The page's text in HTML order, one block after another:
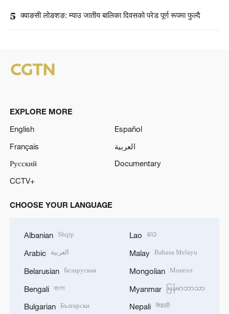
5 क्वाङसी लोङशङ: म्याउ जातीय बालिका दिवसको परेड पूर्ण रूपमा फुल्दै
EXPLORE MORE
English
Español
Français
العربية
Русский
Documentary
CCTV+
CHOOSE YOUR LANGUAGE
Albanian Shqip
Arabic العربية
Belarusian Беларуская
Bengali বাংলা
Bulgarian Български
Lao ລາວ
Malay Bahasa Melayu
Mongolian Монгол
Myanmar မြန်မာဘာသာ
Nepali नेपाली